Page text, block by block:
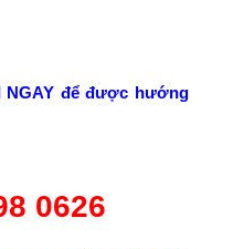
NGAY để được hướng
0626